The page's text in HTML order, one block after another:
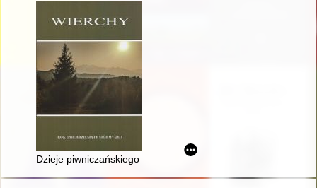
Dzieje piwniczańskiego kościoła